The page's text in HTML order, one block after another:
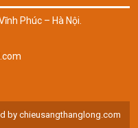
Phúc – Hà Nội.
by chieusangthanglong.com